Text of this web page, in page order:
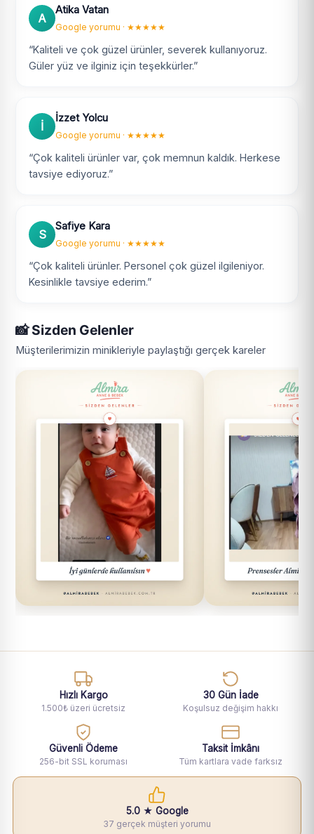
A
Atika Vatan
Google yorumu · ★★★★★
“Kaliteli ve çok güzel ürünler, severek kullanıyoruz.
Güler yüz ve ilginiz için teşekkürler.”
İ
İzzet Yolcu
Google yorumu · ★★★★★
“Çok kaliteli ürünler var, çok memnun kaldık. Herkese
tavsiye ediyoruz.”
S
Safiye Kara
Google yorumu · ★★★★★
“Çok kaliteli ürünler. Personel çok güzel ilgileniyor.
Kesinlikle tavsiye ederim.”
📸 Sizden Gelenler
Müşterilerimizin minikleriyle paylaştığı gerçek kareler
Hızlı Kargo
1.500₺ üzeri ücretsiz
30 Gün İade
Koşulsuz değişim hakkı
Güvenli Ödeme
256-bit SSL koruması
Taksit İmkânı
Tüm kartlara vade farksız
5.0 ★ Google
37 gerçek müşteri yorumu